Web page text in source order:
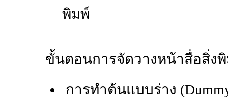
พิมพ์
ขั้นตอนการจัดวางหน้าสื่อสิ่ง
การทำต้นแบบร่าง